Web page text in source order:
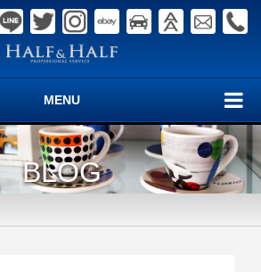
MENU
BLOG